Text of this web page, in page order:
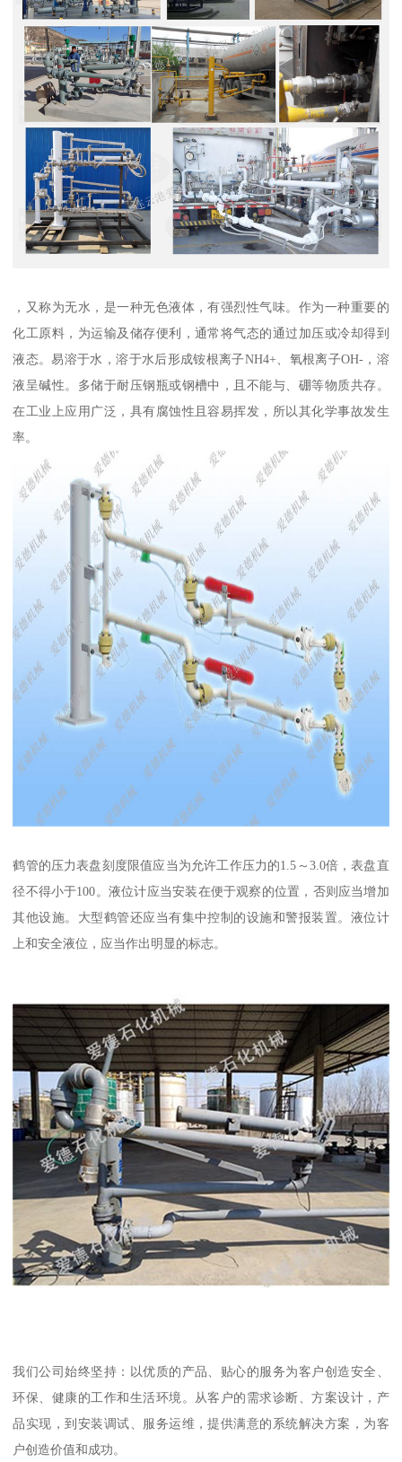
，又称为无水，是一种无色液体，有强烈性气味。作为一种重要的
化工原料，为运输及储存便利，通常将气态的通过加压或冷却得到
液态。易溶于水，溶于水后形成铵根离子NH4+、氧根离子OH-，溶
液呈碱性。多储于耐压钢瓶或钢槽中，且不能与、硼等物质共存。
在工业上应用广泛，具有腐蚀性且容易挥发，所以其化学事故发生
率。
鹤管的压力表盘刻度限值应当为允许工作压力的1.5～3.0倍，表盘直
径不得小于100。液位计应当安装在便于观察的位置，否则应当增加
其他设施。大型鹤管还应当有集中控制的设施和警报装置。液位计
上和安全液位，应当作出明显的标志。
我们公司始终坚持：以优质的产品、贴心的服务为客户创造安全、
环保、健康的工作和生活环境。从客户的需求诊断、方案设计，产
品实现，到安装调试、服务运维，提供满意的系统解决方案，为客
户创造价值和成功。